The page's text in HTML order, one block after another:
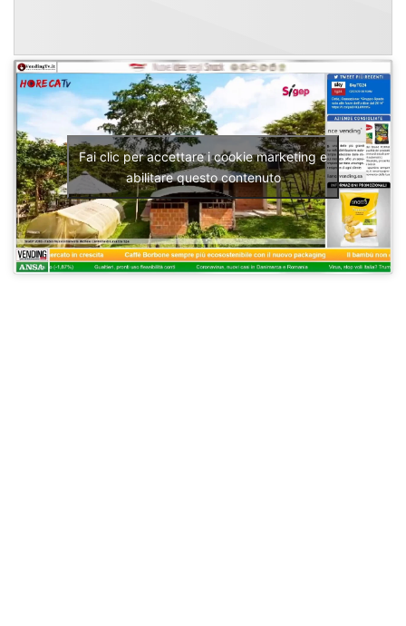
Fai clic per accettare i cookie marketing e
abilitare questo contenuto